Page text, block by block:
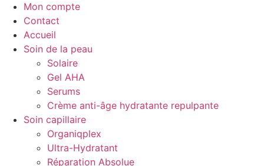
Mon compte
Contact
Accueil
Soin de la peau
Solaire
Gel AHA
Serums
Crème anti-âge hydratante repulpante
Soin capillaire
Organiqplex
Ultra-Hydratant
Réparation Absolue